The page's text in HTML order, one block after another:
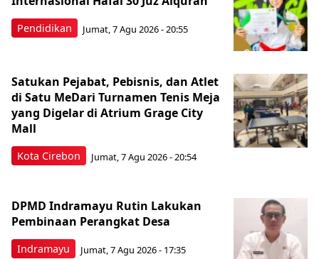
Pendidikan Jumat, 7 Agu 2026 - 20:55
Kota Cirebon
Satukan Pejabat, Pebisnis, dan Atlet
di Satu MeDari Turnamen Tenis Meja
yang Digelar di Atrium Grage City
Mall
Jumat, 7 Agu 2026 - 20:54
Indramayu
DPMD Indramayu Rutin Lakukan
Pembinaan Perangkat Desa
Jumat, 7 Agu 2026 - 17:35